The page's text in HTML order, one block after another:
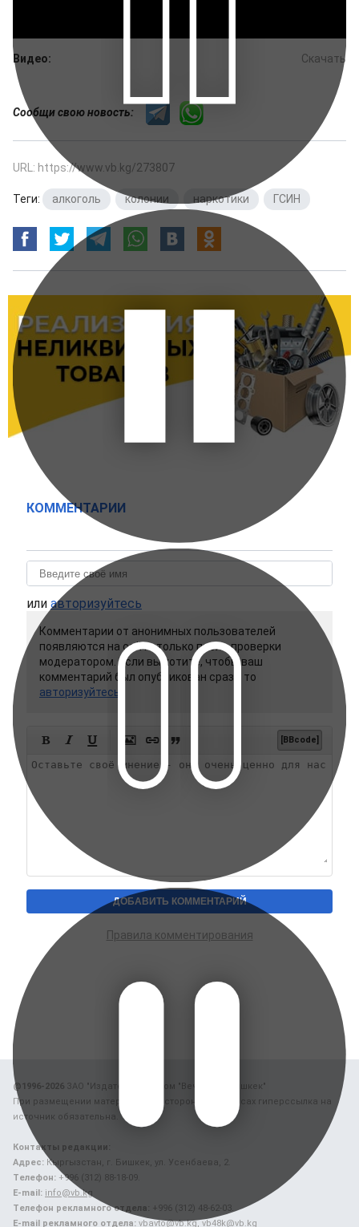
Скачать
Видео:
Сообщи свою новость:
URL: https://www.vb.kg/273807
Теги: алкоголь колонии наркотики ГСИН
КОММЕНТАРИИ
или авторизуйтесь
Комментарии от анонимных пользователей
появляются на сайте только после проверки
модератором. Если вы хотите, чтобы ваш
комментарий был опубликован сразу, то
авторизуйтесь
      [BBcode]
Правила комментирования
@1996-2026 ЗАО "Издательский дом "Вечерний Бишкек"
При размещении материалов на сторонних ресурсах гиперссылка на
источник обязательна.
Контакты редакции:
Адрес: Кыргызстан, г. Бишкек, ул. Усенбаева, 2.
Телефон: +996 (312) 88-18-09.
E-mail: info@vb.kg
Телефон рекламного отдела: +996 (312) 48-62-03.
E-mail рекламного отдела: vbavto@vb.kg, vb48k@vb.kg